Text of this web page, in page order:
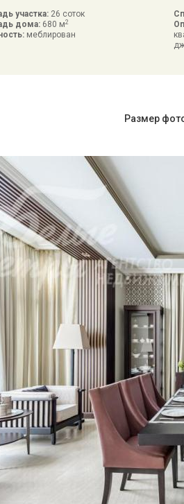
участка:26 соток
дома:680 м2
меблирован
Размер